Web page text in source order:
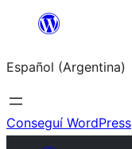
Saltar
contenido
Español (Argentina)
Conseguí WordPress